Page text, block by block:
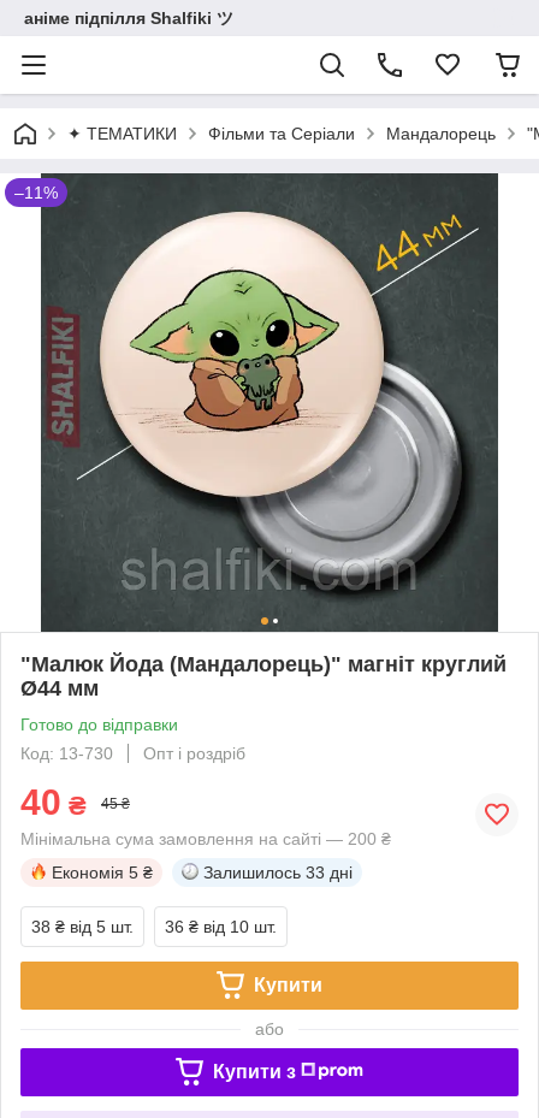
аніме підпілля Shalfiki ツ
✦ ТЕМАТИКИ Фільми та Серіали Мандалорець
–11%
"Малюк Йода (Мандалорець)" магніт круглий
Ø44 мм
Готово до відправки
Код: 13-730
Опт і роздріб
40 ₴ 45 ₴
Мінімальна сума замовлення на сайті — 200 ₴
Економія 5 ₴ Залишилось 33 дні
38 ₴ від 5 шт. 36 ₴ від 10 шт.
Купити
або
Купити з